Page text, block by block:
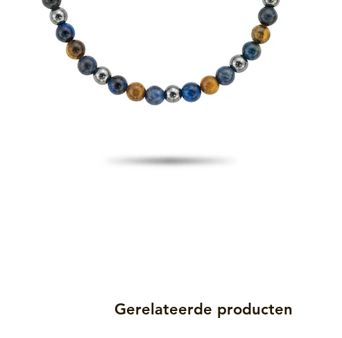
Gerelateerde producten